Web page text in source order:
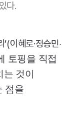
다.
이혜로·정승민·
토핑을 직접
는 것이
점을